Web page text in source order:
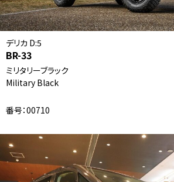
デリカ D:5
BR-33
ミリタリーブラック
Military Black
番号：00710